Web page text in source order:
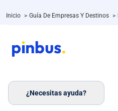
Inicio > Guía De Empresas Y Destinos >
¿Necesitas ayuda?